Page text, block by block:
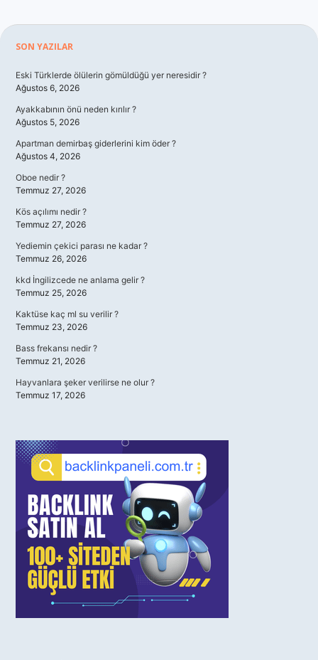
Sidebar
SON YAZILAR
Eski Türklerde ölülerin gömüldüğü yer neresidir ?
Ağustos 6, 2026
Ayakkabının önü neden kırılır ?
Ağustos 5, 2026
Apartman demirbaş giderlerini kim öder ?
Ağustos 4, 2026
Oboe nedir ?
Temmuz 27, 2026
Kös açılımı nedir ?
Temmuz 27, 2026
Yediemin çekici parası ne kadar ?
Temmuz 26, 2026
kkd İngilizcede ne anlama gelir ?
Temmuz 25, 2026
Kaktüse kaç ml su verilir ?
Temmuz 23, 2026
Bass frekansı nedir ?
Temmuz 21, 2026
Hayvanlara şeker verilirse ne olur ?
Temmuz 17, 2026